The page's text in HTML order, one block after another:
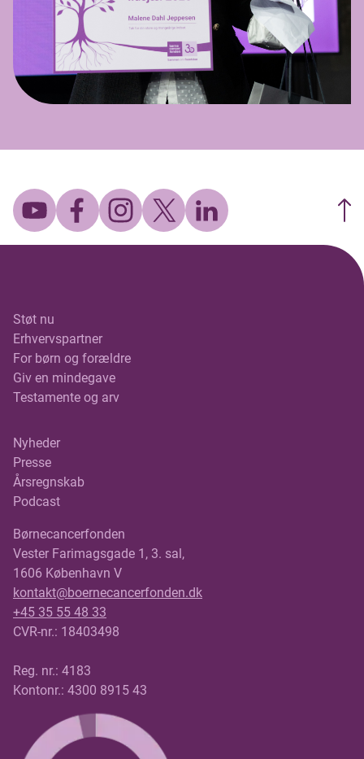
Støt nu
Erhvervspartner
For børn og forældre
Giv en mindegave
Testamente og arv
Nyheder
Presse
Årsregnskab
Podcast
Børnecancerfonden
Vester Farimagsgade 1, 3. sal,
1606 København V
kontakt@boernecancerfonden.dk
+45 35 55 48 33
CVR-nr.: 18403498
Reg. nr.: 4183
Kontonr.: 4300 8915 43